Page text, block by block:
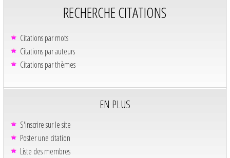
RECHERCHE CITATIONS
Citations par mots
Citations par auteurs
Citations par thèmes
EN PLUS
S'inscrire sur le site
Poster une citation
Liste des membres